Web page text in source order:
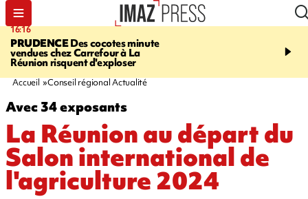
16:16
PRUDENCEDes cocotes minute
vendues chez Carrefour à La
Réunion risquent d'exploser
20:06
l'Asie, mort d'une
Accueil Conseil régional Actualité
Avec 34 exposants
La Réunion au départ du
Salon international de
l'agriculture 2024